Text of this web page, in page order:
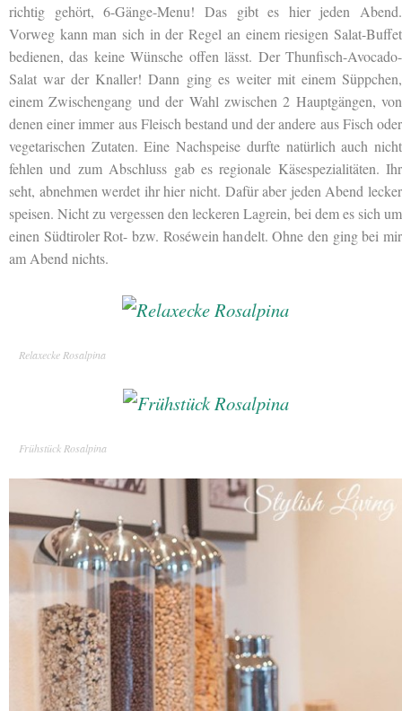
richtig gehört, 6-Gänge-Menu! Das gibt es hier jeden Abend.
Vorweg kann man sich in der Regel an einem riesigen Salat-Buffet
bedienen, das keine Wünsche offen lässt. Der Thunfisch-Avocado-
Salat war der Knaller! Dann ging es weiter mit einem Süppchen,
einem Zwischengang und der Wahl zwischen 2 Hauptgängen, von
denen einer immer aus Fleisch bestand und der andere aus Fisch oder
vegetarischen Zutaten. Eine Nachspeise durfte natürlich auch nicht
fehlen und zum Abschluss gab es regionale Käsespezialitäten. Ihr
seht, abnehmen werdet ihr hier nicht. Dafür aber jeden Abend lecker
speisen. Nicht zu vergessen den leckeren Lagrein, bei dem es sich um
einen Südtiroler Rot- bzw. Roséwein handelt. Ohne den ging bei mir
am Abend nichts.
Relaxecke Rosalpina
Frühstück Rosalpina